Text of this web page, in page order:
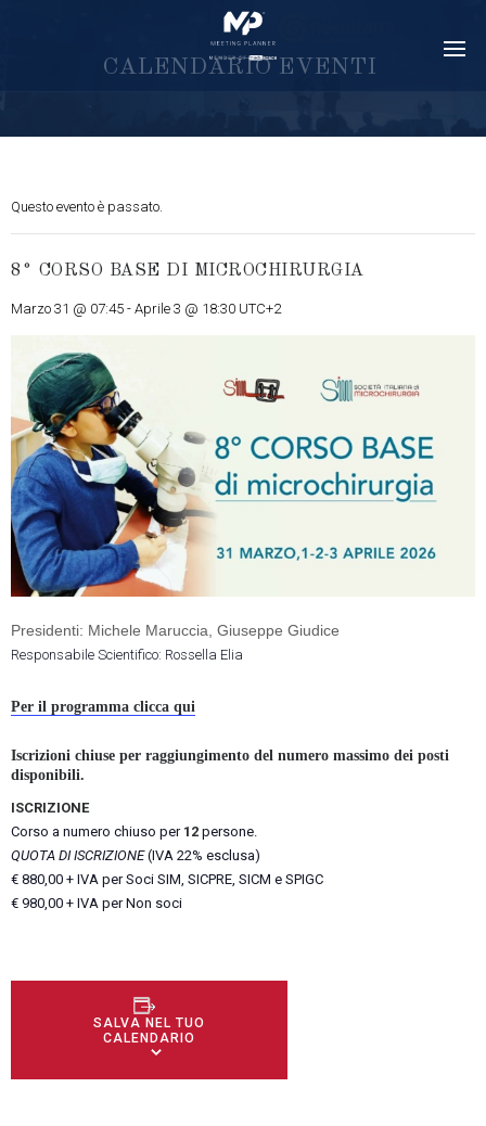
CALEN DARIO E VEN TI
Questo evento è passato.
8° CORSO BASE DI MICROCHIRURGIA
Marzo 31 @ 07:45 - Aprile 3 @ 18:30 UTC+2
Presidenti: Michele Maruccia, Giuseppe Giudice
Responsabile Scientifico: Rossella Elia
Per il programma clicca qui
Iscrizioni chiuse per raggiungimento del numero massimo dei posti
disponibili.
ISCRIZIONE
Corso a numero chiuso per 12 persone.
QUOTA DI ISCRIZIONE(IVA 22% esclusa)
€ 880,00 + IVA per Soci SIM, SICPRE, SICM e SPIGC
€ 980,00 + IVA per Non soci
SALVA NEL TUO
CALENDARIO